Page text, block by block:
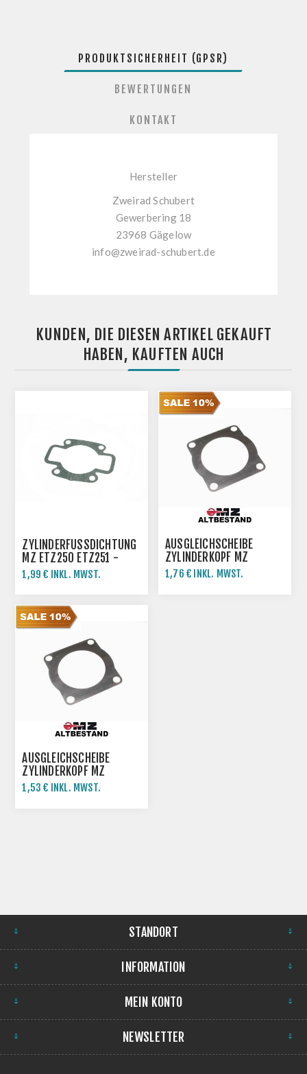
PRODUKTSICHERHEIT (GPSR)
BEWERTUNGEN
KONTAKT
Hersteller
Zweirad Schubert
Gewerbering 18
23968 Gägelow
info@zweirad-schubert.de
KUNDEN, DIE DIESEN ARTIKEL GEKAUFT
HABEN, KAUFTEN AUCH
ZYLINDERFUSSDICHTUNG M
Z ETZ250 ETZ251 -K
LINGERIT
1,99 € INKL. MWST.
AUSGLEICHSCHEIBE
ZYLINDERKOPF MZ
ETZ250 ETZ251 -0,4MM
1,76 € INKL. MWST.
AUSGLEICHSCHEIBE
ZYLINDERKOPF MZ
ETZ250 ETZ251 -0,2MM
1,53 € INKL. MWST.
STANDORT
INFORMATION
MEIN KONTO
NEWSLETTER